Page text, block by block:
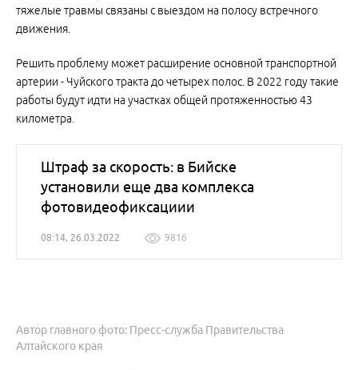
тяжелые травмы связаны с выездом на полосу встречного
движения.
Решить проблему может расширение основной транспортной
артерии - Чуйского тракта до четырех полос. В 2022 году такие
работы будут идти на участках общей протяженностью 43
километра.
Штраф за скорость: в Бийске
установили еще два комплекса
фотовидеофиксациии
08:14, 26.03.2022 9816
Автор главного фото: Пресс-служба Правительства
Алтайского края